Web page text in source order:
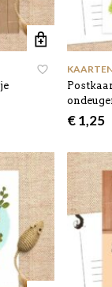
€1,25